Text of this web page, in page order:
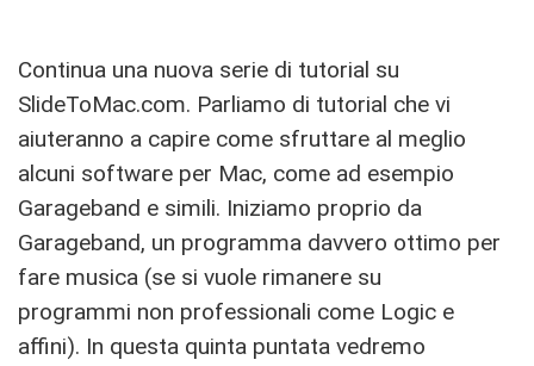
Continua una nuova serie di tutorial su
SlideToMac.com. Parliamo di tutorial che vi
aiuteranno a capire come sfruttare al meglio
alcuni software per Mac, come ad esempio
Garageband e simili. Iniziamo proprio da
Garageband, un programma davvero ottimo per
fare musica (se si vuole rimanere su
programmi non professionali come Logic e
affini). In questa quinta puntata vedremo